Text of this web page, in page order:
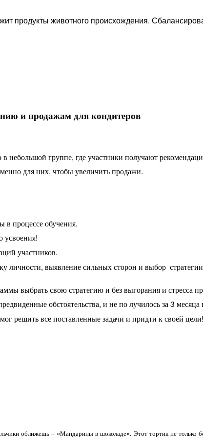
продукты животного происхождения.
и продажам для кондитеров
небольшой группе, где участники получают
для них, чтобы увеличить продажи.
в процессе обучения.
усвоения!
участников.
личности, выявление сильных сторон и выбор
выбрать свою стратегию и без выгорания и стресса
обстоятельства, и не по лучилось за 3
решить все поставленные задачи и придти к своей цели!
оближешь – «Мандарины в шоколаде». Этот тортик не